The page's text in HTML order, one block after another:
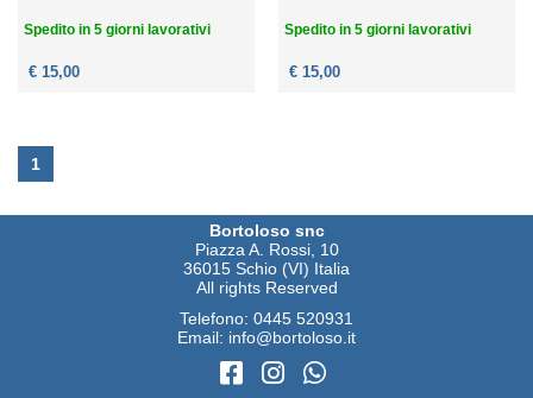
Povertà. Ediz. Speciale
Spedito in 5 giorni lavorativi
€ 15,00
Povertà
Spedito in 5 giorni lavorativi
€ 15,00
1
Bortoloso snc
Piazza A. Rossi, 10
36015 Schio (VI) Italia
All rights Reserved
Telefono: 0445 520931
Email: info@bortoloso.it